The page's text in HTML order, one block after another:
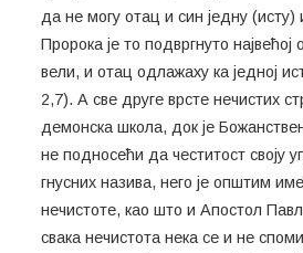
да не могу отац и син једну (исту)
Пророка је то подвргнуто највећој
вели, и отац одлажаху ка једној
2,7). А све друге врсте нечистих
демонска школа, док је
не подносећи да честитост
гнусних назива, него је општим
нечистоте, као што и Апостол
свака нечистота нека се и не